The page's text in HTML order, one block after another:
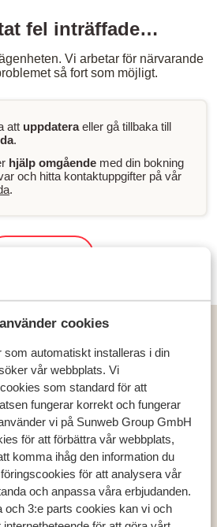
cookies
automatiskt installeras i din
vår webbplats. Vi
som standard för att
fungerar korrekt och fungerar
vi på Sunweb Group GmbH
för att förbättra vår webbplats,
komma ihåg den information du
för att analysera vår
och anpassa våra erbjudanden.
och 3:e parts cookies kan vi och
fel inträffade…
Vi arbetar för närvarande
så fort som möjligt.
att uppdateraeller gå tillbaka till
.
hjälp omgående med din bokning
och hitta kontaktuppgifter på vår
.
Kreta
Stalis
länder
Grekland
Turkiet
Spanien